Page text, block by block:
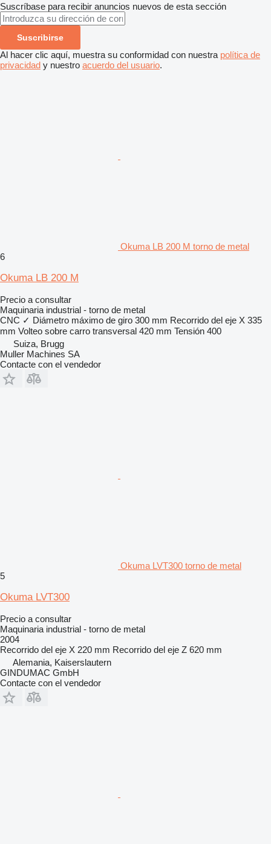
Suscríbase para recibir anuncios nuevos de esta sección
Suscribirse
Al hacer clic aquí, muestra su conformidad con nuestra política de
privacidad y nuestro acuerdo del usuario.
Okuma LB 200 M torno de metal
6
Okuma LB 200 M
Precio a consultar
Maquinaria industrial - torno de metal
CNC ✓ Diámetro máximo de giro 300 mm Recorrido del eje X 335
mm Volteo sobre carro transversal 420 mm Tensión 400
Suiza, Brugg
Muller Machines SA
Contacte con el vendedor
Okuma LVT300 torno de metal
5
Okuma LVT300
Precio a consultar
Maquinaria industrial - torno de metal
2004
Recorrido del eje X 220 mm Recorrido del eje Z 620 mm
Alemania, Kaiserslautern
GINDUMAC GmbH
Contacte con el vendedor